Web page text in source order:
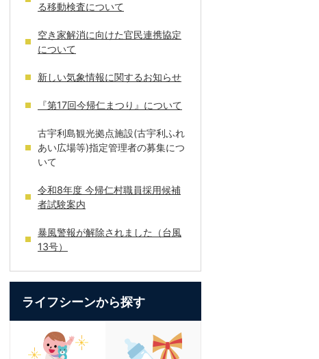
る移動検査について
空き家解消に向けた官民連携協定
について
新しい気象情報に関するお知らせ
『第17回今帰仁まつり』について
古宇利島観光拠点施設(古宇利ふれ
あい広場等)指定管理者の募集につ
いて
令和8年度 今帰仁村職員採用候補
者試験案内
暴風警報が解除されました（台風
13号）
ライフシーンから探す